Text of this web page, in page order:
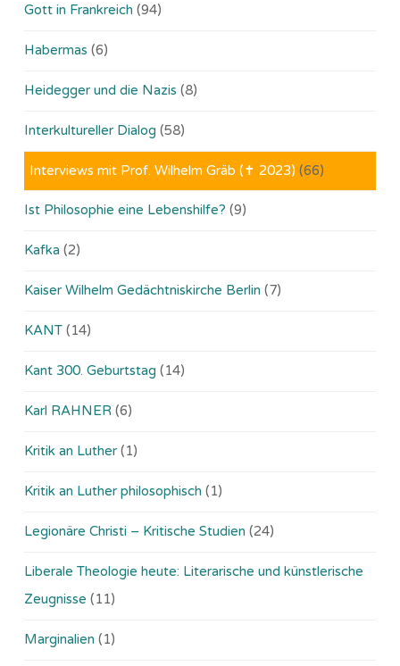
Gott in Frankreich (94)
Habermas (6)
Heidegger und die Nazis (8)
Interkultureller Dialog (58)
Interviews mit Prof. Wilhelm Gräb (✝ 2023) (66)
Ist Philosophie eine Lebenshilfe? (9)
Kafka (2)
Kaiser Wilhelm Gedächtniskirche Berlin (7)
KANT (14)
Kant 300. Geburtstag (14)
Karl RAHNER (6)
Kritik an Luther (1)
Kritik an Luther philosophisch (1)
Legionäre Christi – Kritische Studien (24)
Liberale Theologie heute: Literarische und künstlerische
Zeugnisse (11)
Marginalien (1)